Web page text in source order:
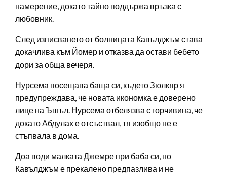
намерение, докато тайно поддържа връзка с
любовник.
След изписването от болницата Кавълджъм става
докачлива към Йомер и отказва да остави бебето
дори за обща вечеря.
Нурсема посещава баща си, където Зюлкяр я
предупреждава, че новата икономка е доверено
лице на Ъшъл. Нурсема отбелязва с горчивина, че
докато Абдулах е отсъствал, тя изобщо не е
стъпвала в дома.
Доа води малката Джемре при баба си, но
Кавълджъм е прекалено предпазлива и не